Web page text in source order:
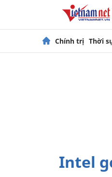
Chính trị Thời
intel